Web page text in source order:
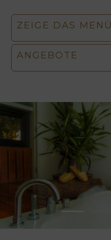
ZEIGE DAS MENÜ
ANGEBOTE